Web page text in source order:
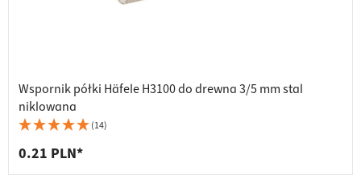
Wspornik półki Häfele H3100 do drewna 3/5 mm stal
niklowana
(14)
0.21 PLN*